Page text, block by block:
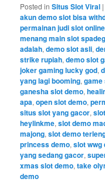
Posted in Situs Slot Viral
akun demo slot bisa
permainan judi slot online
menang main slot
adalah,demo slot asli,
strike rupiah,demo slot
joker gaming lucky god,
yang lagi booming,game
ganesha slot demo,
apa,open slot demo,
situs slot yang gacor,
heylinkme,slot demo
majong,slot demo
princess demo,slot wwg
yang sedang gacor,
xmas slot demo,take
demo